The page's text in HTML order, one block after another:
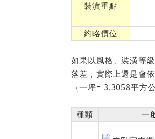
裝潢重點
約略價位
如果以風格、裝潢等
落差，實際上還是會
（一坪= 3.3058平方
種類 一